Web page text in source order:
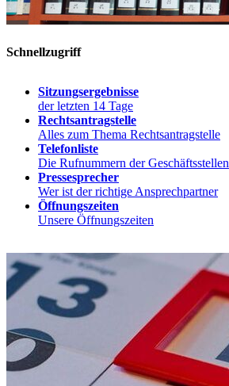
Schnellzugriff
Sitzungsergebnisse
der letzten 14 Tage
Rechtsantragstelle
Alles zum Thema Rechtsantragstelle
Telefonliste
Die Rufnummern der Geschäftsstellen
Pressesprecher
Wer ist der richtige Ansprechpartner
Öffnungszeiten
Unsere Öffnungszeiten